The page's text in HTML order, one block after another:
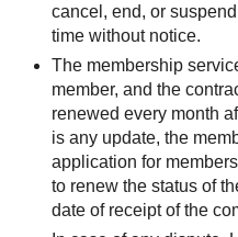
cancel, end, or
time without notice.
The membership
member, and the
renewed every month
is any update, the
application for
to renew the status of
date of receipt of the